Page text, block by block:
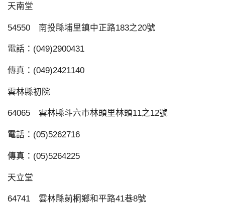
天南堂
54550 南投縣埔里鎮中正路183之20號
電話：(049)2900431
傳真：(049)2421140
雲林縣初院
64065 雲林縣斗六市林頭里林頭11之12號
電話：(05)5262716
傳真：(05)5264225
天立堂
64741 雲林縣莿桐鄉和平路41巷8號